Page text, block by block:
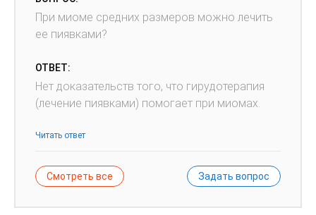
При миоме средних размеров можно лечить
ее пиявками?
ОТВЕТ:
Нет доказательств того, что гирудотерапия
(лечение пиявками) помогает при миомах.
Читать ответ
Смотреть все Задать вопрос